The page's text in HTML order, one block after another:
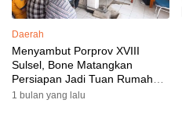
Daerah
Menyambut Porprov XVIII
Sulsel, Bone Matangkan
Persiapan Jadi Tuan Rumah
yang Berkesan: Wakil Bupati
1 bulan yang lalu